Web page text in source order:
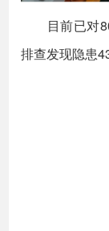
目前已对80
排查发现隐患